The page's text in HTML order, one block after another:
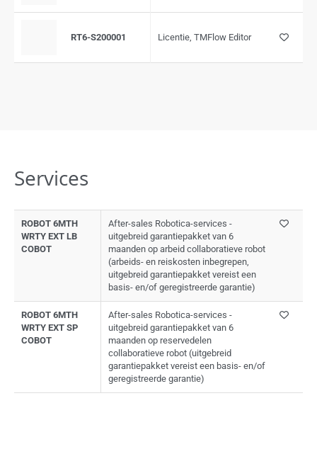
RT6-S200001 Licentie, TMFlow Editor
Services
ROBOT 6MTH
WRTY EXT LB
COBOT
After-sales Robotica-services -
uitgebreid garantiepakket van 6
maanden op arbeid collaboratieve robot
(arbeids- en reiskosten inbegrepen,
uitgebreid garantiepakket vereist een
basis- en/of geregistreerde garantie)
ROBOT 6MTH
WRTY EXT SP
COBOT
After-sales Robotica-services -
uitgebreid garantiepakket van 6
maanden op reservedelen
collaboratieve robot (uitgebreid
garantiepakket vereist een basis- en/of
geregistreerde garantie)